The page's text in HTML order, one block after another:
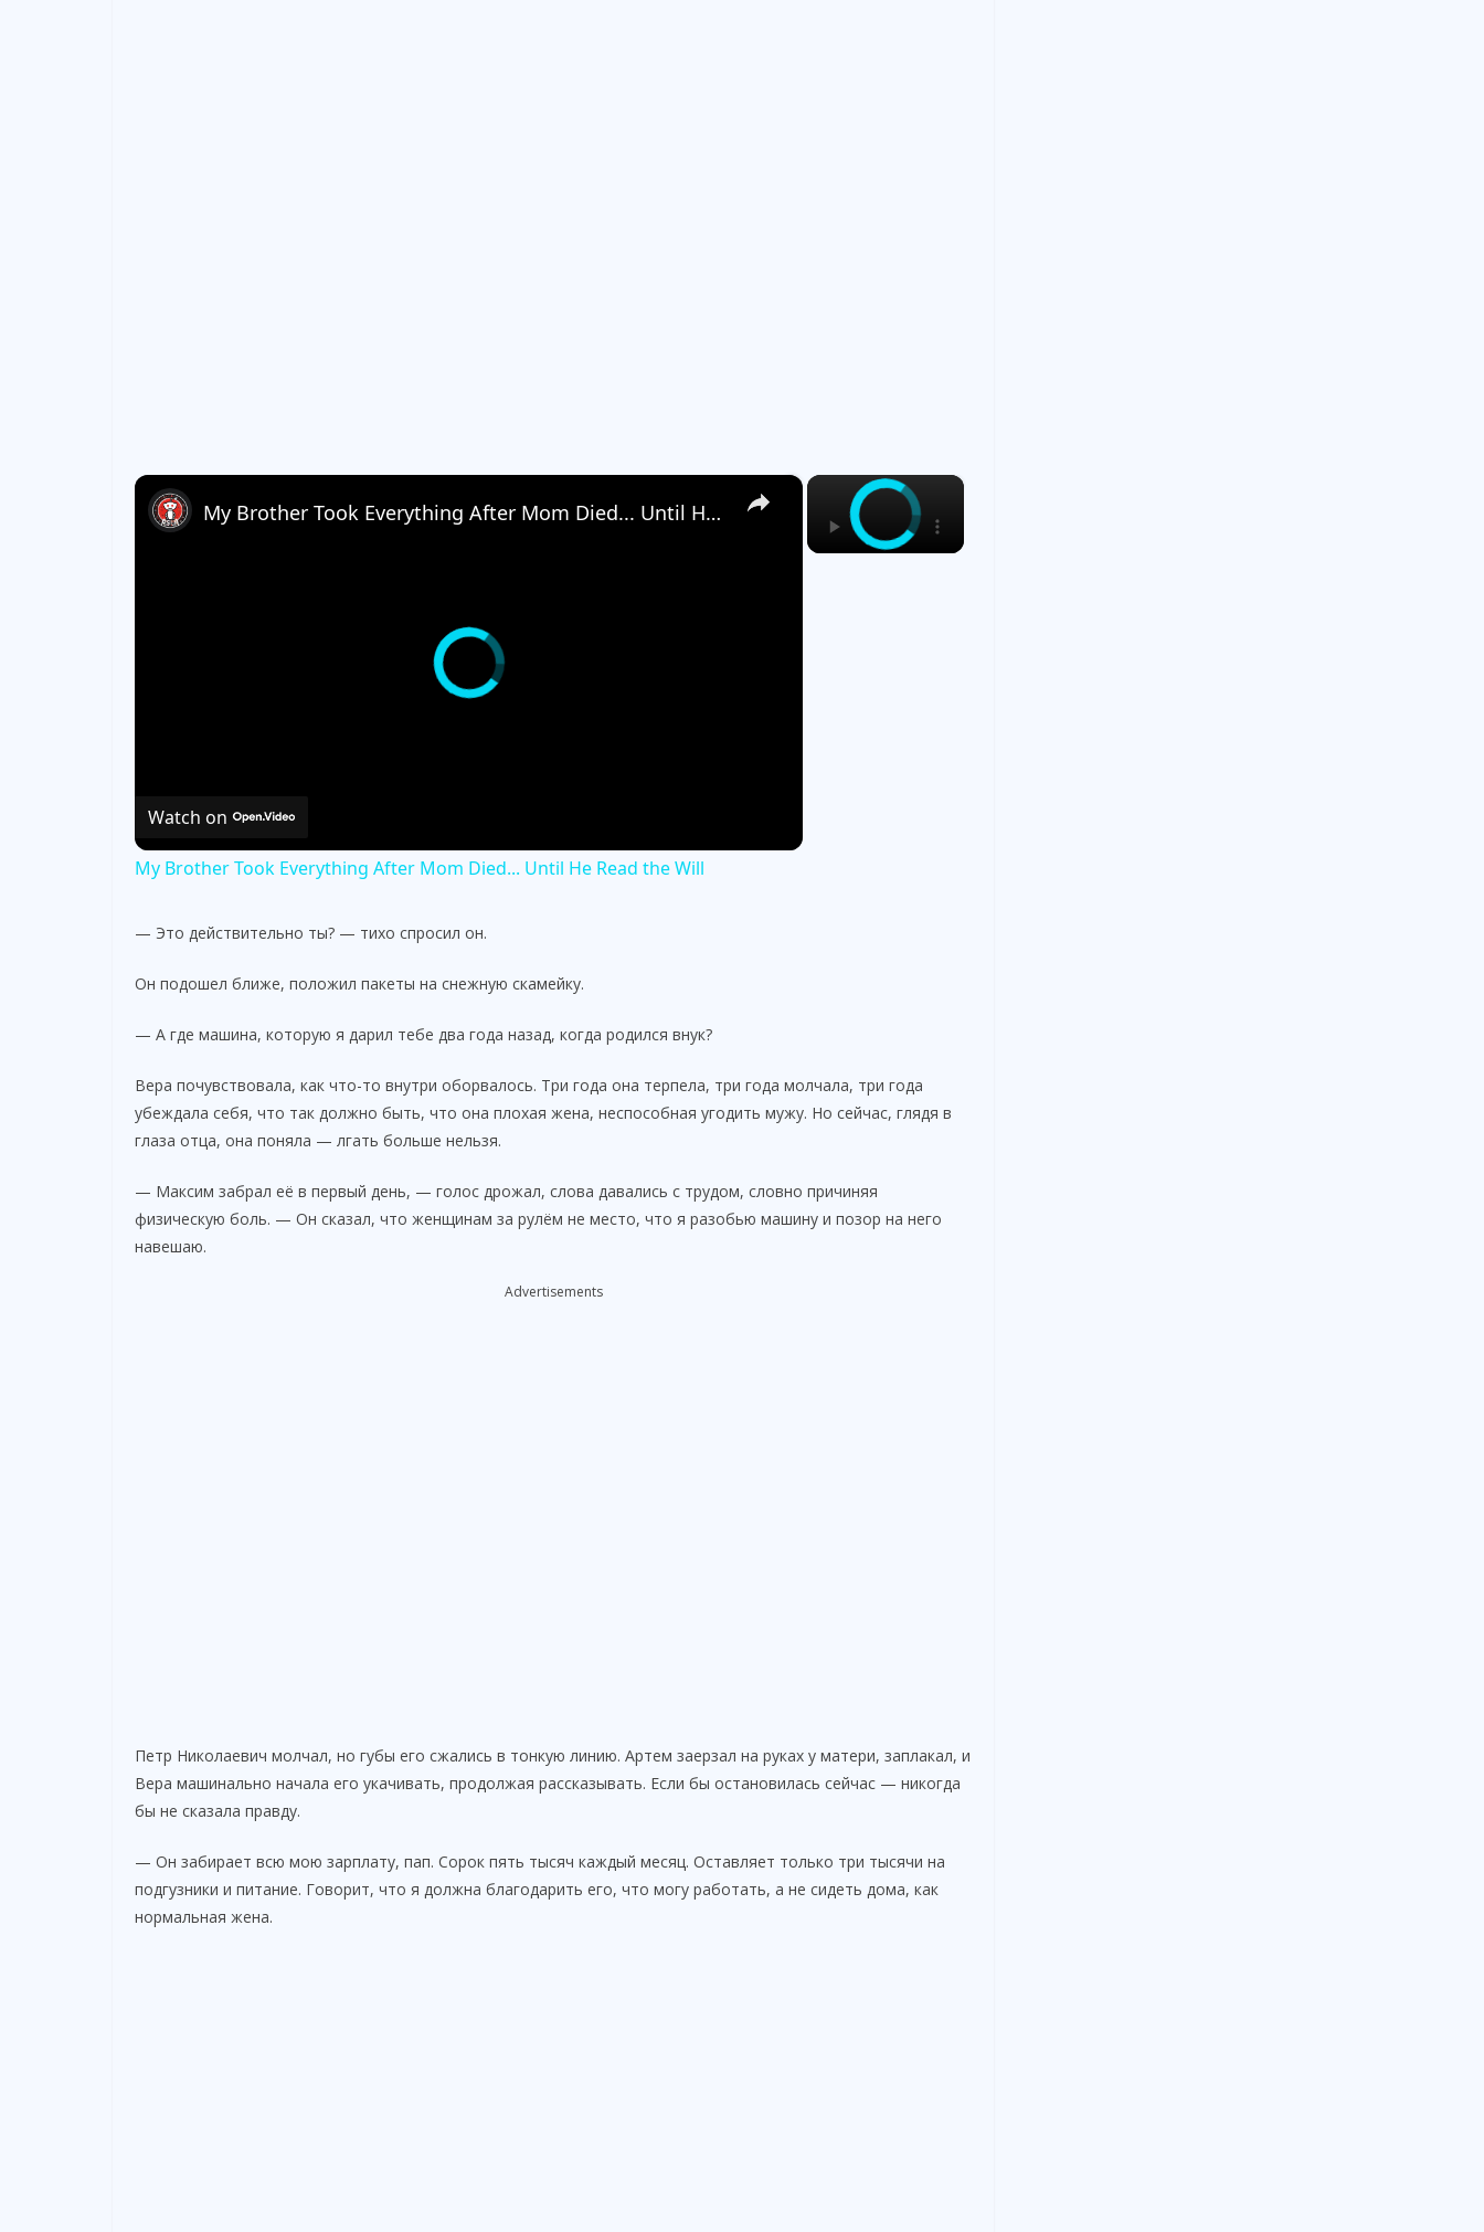
×
×
My Brother Took Everything After Mom Died... Until He Read the Will
Watch on
My Brother Took Everything After Mom Died... Until He Read the Will
— Это действительно ты? — тихо спросил он.
Он подошел ближе, положил пакеты на снежную скамейку.
— А где машина, которую я дарил тебе два года назад, когда родился внук?
Вера почувствовала, как что-то внутри оборвалось. Три года она терпела, три года молчала, три года
убеждала себя, что так должно быть, что она плохая жена, неспособная угодить мужу. Но сейчас, глядя в
глаза отца, она поняла — лгать больше нельзя.
— Максим забрал её в первый день, — голос дрожал, слова давались с трудом, словно причиняя
физическую боль. — Он сказал, что женщинам за рулём не место, что я разобью машину и позор на него
навешаю.
Advertisements
Петр Николаевич молчал, но губы его сжались в тонкую линию. Артем заерзал на руках у матери, заплакал, и
Вера машинально начала его укачивать, продолжая рассказывать. Если бы остановилась сейчас — никогда
бы не сказала правду.
— Он забирает всю мою зарплату, пап. Сорок пять тысяч каждый месяц. Оставляет только три тысячи на
подгузники и питание. Говорит, что я должна благодарить его, что могу работать, а не сидеть дома, как
нормальная жена.